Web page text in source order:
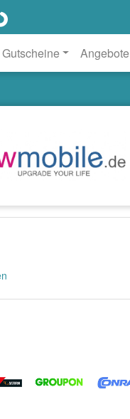
Gutscheine Angebote